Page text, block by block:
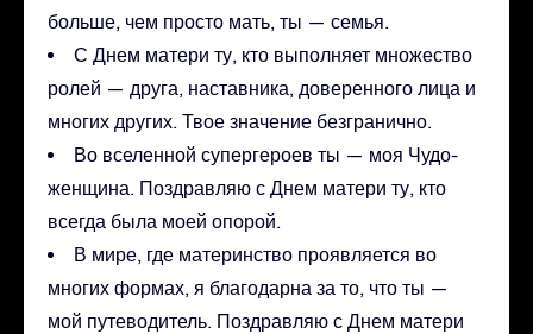
больше, чем просто мать, ты — семья.
С Днем матери ту, кто выполняет множество
ролей — друга, наставника, доверенного лица и
многих других. Твое значение безгранично.
Во вселенной супергероев ты — моя Чудо-
женщина. Поздравляю с Днем матери ту, кто
всегда была моей опорой.
В мире, где материнство проявляется во
многих формах, я благодарна за то, что ты —
мой путеводитель. Поздравляю с Днем матери